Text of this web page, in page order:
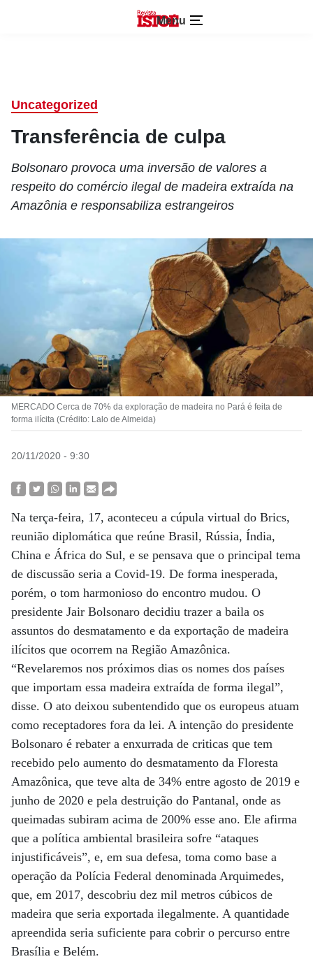
Menu
Uncategorized
Transferência de culpa
Bolsonaro provoca uma inversão de valores a
respeito do comércio ilegal de madeira extraída na
Amazônia e responsabiliza estrangeiros
MERCADO Cerca de 70% da exploração de madeira no Pará é feita de
forma ilícita (Crédito: Lalo de Almeida)
20/11/2020 - 9:30
Na terça-feira, 17, aconteceu a cúpula virtual do Brics,
reunião diplomática que reúne Brasil, Rússia, Índia,
China e África do Sul, e se pensava que o principal tema
de discussão seria a Covid-19. De forma inesperada,
porém, o tom harmonioso do encontro mudou. O
presidente Jair Bolsonaro decidiu trazer a baila os
assuntos do desmatamento e da exportação de madeira
ilícitos que ocorrem na Região Amazônica.
“Revelaremos nos próximos dias os nomes dos países
que importam essa madeira extraída de forma ilegal”,
disse. O ato deixou subentendido que os europeus atuam
como receptadores fora da lei. A intenção do presidente
Bolsonaro é rebater a enxurrada de criticas que tem
recebido pelo aumento do desmatamento da Floresta
Amazônica, que teve alta de 34% entre agosto de 2019 e
junho de 2020 e pela destruição do Pantanal, onde as
queimadas subiram acima de 200% esse ano. Ele afirma
que a política ambiental brasileira sofre “ataques
injustificáveis”, e, em sua defesa, toma como base a
operação da Polícia Federal denominada Arquimedes,
que, em 2017, descobriu dez mil metros cúbicos de
madeira que seria exportada ilegalmente. A quantidade
apreendida seria suficiente para cobrir o percurso entre
Brasília e Belém.